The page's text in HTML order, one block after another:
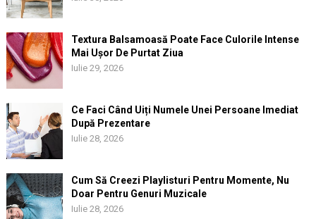
Textura Balsamoasă Poate Face Culorile Intense
Mai Ușor De Purtat Ziua
Iulie 29, 2026
Ce Faci Când Uiți Numele Unei Persoane Imediat
După Prezentare
Iulie 28, 2026
Cum Să Creezi Playlisturi Pentru Momente, Nu
Doar Pentru Genuri Muzicale
Iulie 28, 2026